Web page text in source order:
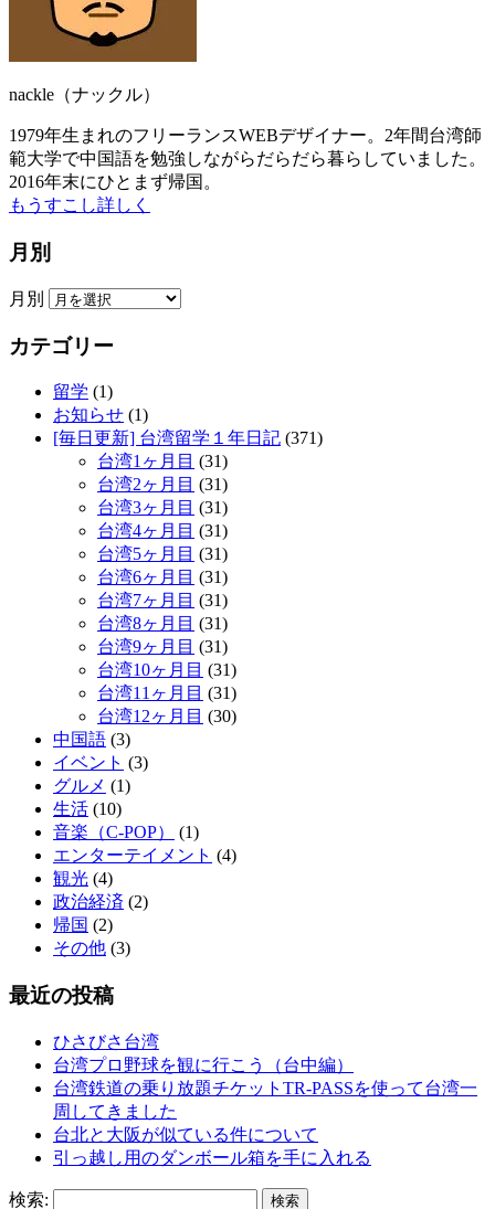
nackle（ナックル）
1979年生まれのフリーランスWEBデザイナー。2年間台湾師
範大学で中国語を勉強しながらだらだら暮らしていました。
2016年末にひとまず帰国。
もうすこし詳しく
月別
月別
カテゴリー
留学 (1)
お知らせ (1)
[毎日更新] 台湾留学１年日記 (371)
台湾1ヶ月目 (31)
台湾2ヶ月目 (31)
台湾3ヶ月目 (31)
台湾4ヶ月目 (31)
台湾5ヶ月目 (31)
台湾6ヶ月目 (31)
台湾7ヶ月目 (31)
台湾8ヶ月目 (31)
台湾9ヶ月目 (31)
台湾10ヶ月目 (31)
台湾11ヶ月目 (31)
台湾12ヶ月目 (30)
中国語 (3)
イベント (3)
グルメ (1)
生活 (10)
音楽（C-POP）
(1)
エンターテイメント (4)
観光 (4)
政治経済 (2)
帰国 (2)
その他 (3)
最近の投稿
ひさびさ台湾
台湾プロ野球を観に行こう（台中編）
台湾鉄道の乗り放題チケットTR-PASSを使って台湾一
周してきました
台北と大阪が似ている件について
引っ越し用のダンボール箱を手に入れる
検索: